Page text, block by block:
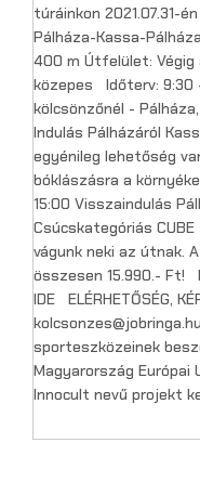
túráinkon 2021.07.31-
Pálháza-Kassa-
400 m Útfelület:
közepes Időterv: 9:30
kölcsönzőnél -
Indulás Pálházáról
egyénileg lehetőség
bóklászásra a
15:00 Visszaindulás
Csúcskategóriás CUBE
vágunk neki az útnak.
összesen 15.990.- Ft!
IDE ELÉRHETŐSÉG,
sporteszközeinek
Magyarország
Innocult nevű projekt